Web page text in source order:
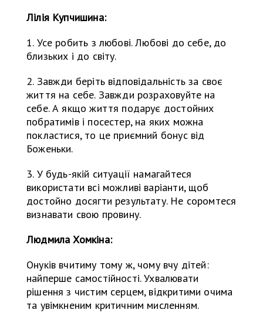
Лілія Купчишина:
1. Усе робить з любові. Любові до себе, до
близьких і до світу.
2. Завжди беріть відповідальність за своє
життя на себе. Завжди розраховуйте на
себе. А якщо життя подарує достойних
побратимів і посестер, на яких можна
покластися, то це приємний бонус від
Боженьки.
3. У будь-якій ситуації намагайтеся
використати всі можливі варіанти, щоб
достойно досягти результату. Не соромтеся
визнавати свою провину.
Людмила Хомкіна:
Онуків вчитиму тому ж, чому вчу дітей:
найперше самостійності. Ухвалювати
рішення з чистим серцем, відкритими очима
та увімкненим критичним мисленням.